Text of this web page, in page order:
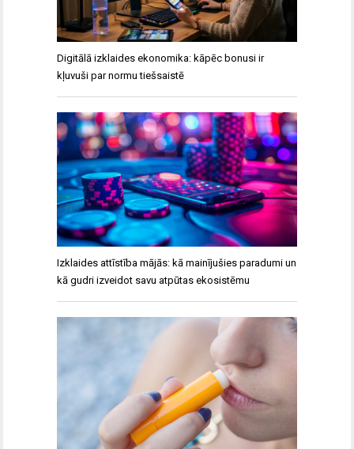
Digitālā izklaides ekonomika: kāpēc bonusi ir
kļuvuši par normu tiešsaistē
Izklaides attīstība mājās: kā mainījušies paradumi un
kā gudri izveidot savu atpūtas ekosistēmu